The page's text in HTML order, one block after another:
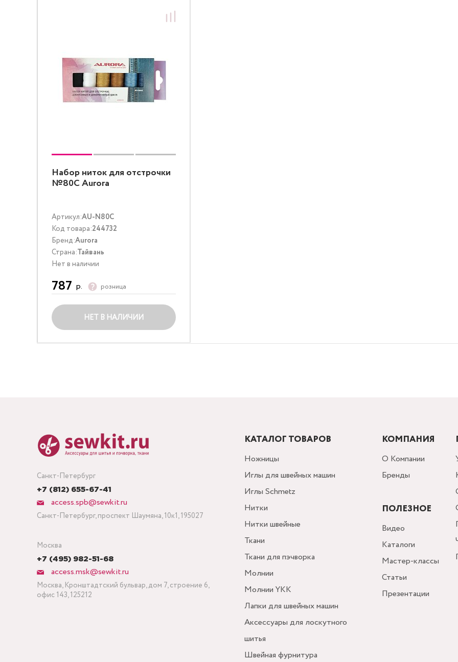
Набор ниток для отстрочки
№80C Aurora
Артикул:AU-N80C
Код товара:244732
Бренд:Aurora
Страна:Тайвань
Нет в наличии
787 р. розница
НЕТ В НАЛИЧИИ
Санкт-Петербург
+7 (812) 655-67-41
access.spb@sewkit.ru
Санкт-Петербург, проспект Шаумяна, 10к1, 195027
Москва
+7 (495) 982-51-68
access.msk@sewkit.ru
Москва, Кронштадтский бульвар, дом 7, строение 6,
офис 143, 125212
КАТАЛОГ ТОВАРОВ
Ножницы
Иглы для швейных машин
Иглы Schmetz
Нитки
Нитки швейные
Ткани
Ткани для пэчворка
Молнии
Молнии YKK
Лапки для швейных машин
Аксессуары для лоскутного
шитья
Швейная фурнитура
КОМПАНИЯ
О Компании
Бренды
ПОЛЕЗНОЕ
Видео
Каталоги
Мастер-классы
Статьи
Презентации